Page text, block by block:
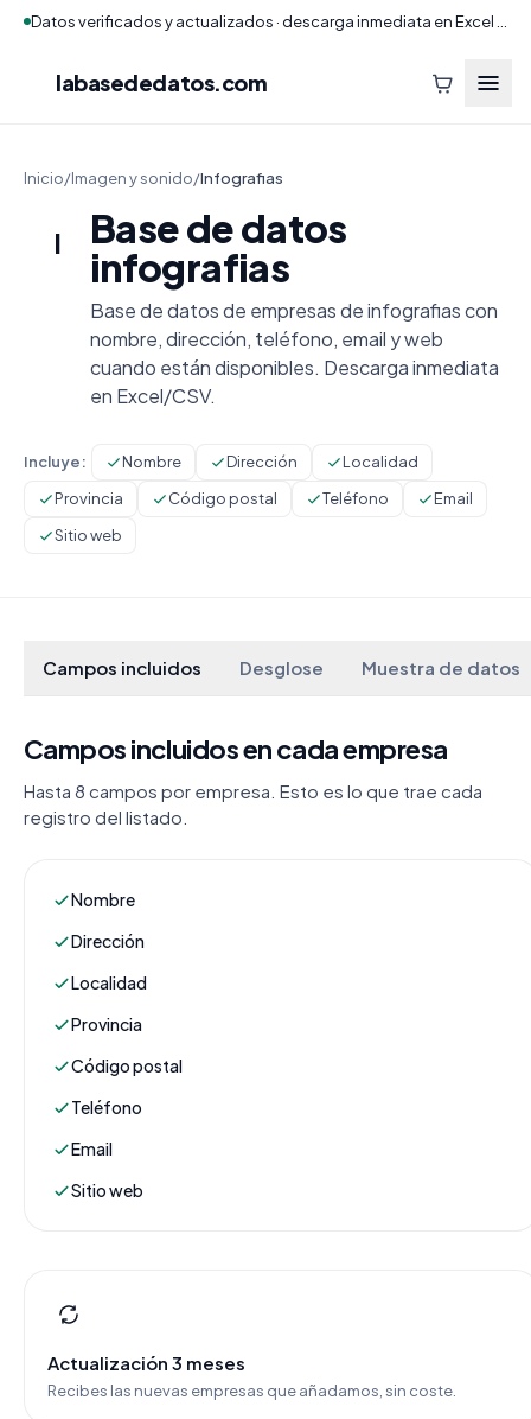
labasededatos.com
Inicio/Imagen y sonido/Infografias
I
Base de datos
infografias
Base de datos de empresas de infografias con
nombre, dirección, teléfono, email y web
cuando están disponibles. Descarga inmediata
en Excel/CSV.
Incluye: Nombre Dirección
Localidad
Provincia
Código postal Teléfono
Email
Sitio web
Campos incluidos Desglose Muestra de datos
Campos incluidos en cada empresa
Hasta 8 campos por empresa. Esto es lo que trae cada
registro del listado.
Nombre
Dirección
Localidad
Provincia
Código postal
Teléfono
Email
Sitio web
Actualización 3 meses
Recibes las nuevas empresas que añadamos, sin coste.